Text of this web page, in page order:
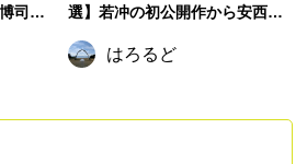
司か
選】若冲の初公開作から安西水
カフェテラス》まで
はろるど